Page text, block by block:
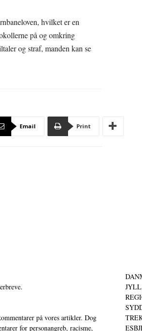
hvilket er en
på og omkring
og straf, manden kan se
Email Print
på vores artikler. Dog
for personangreb, racisme,